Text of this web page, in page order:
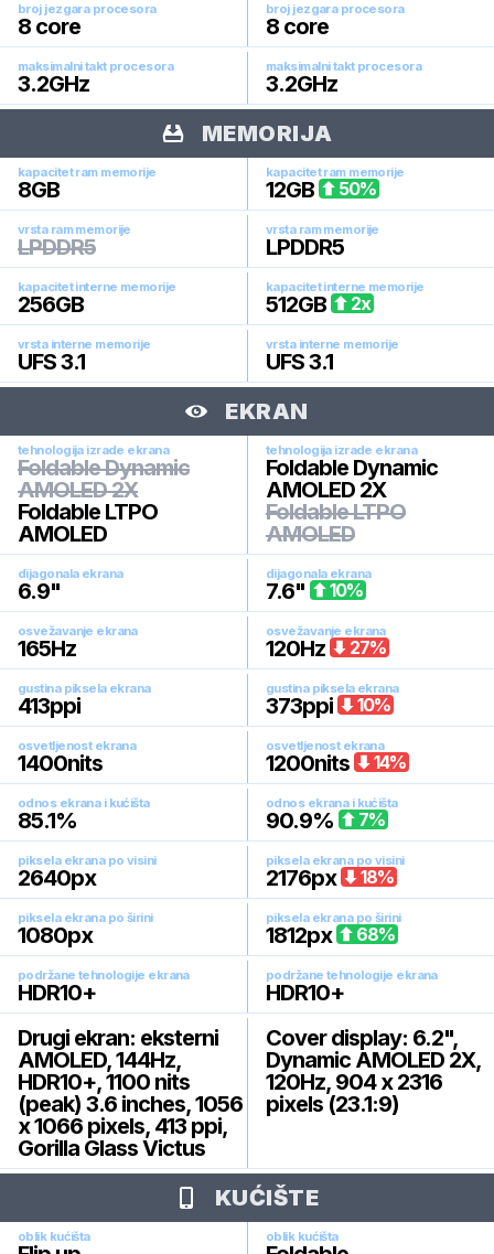
broj jezgara procesora
8 core
broj jezgara procesora
8 core
maksimalni takt procesora
3.2GHz
maksimalni takt procesora
3.2GHz
MEMORIJA
kapacitet ram memorije
8GB
kapacitet ram memorije
12GB 50%
vrsta ram memorije
LPDDR5
vrsta ram memorije
LPDDR5
kapacitet interne memorije
256GB
kapacitet interne memorije
512GB 2x
vrsta interne memorije
UFS 3.1
vrsta interne memorije
UFS 3.1
EKRAN
tehnologija izrade ekrana
Foldable Dynamic
AMOLED 2X
Foldable LTPO
AMOLED
tehnologija izrade ekrana
Foldable Dynamic
AMOLED 2X
Foldable LTPO
AMOLED
dijagonala ekrana
6.9"
dijagonala ekrana
7.6" 10%
osvežavanje ekrana
165Hz
osvežavanje ekrana
120Hz 27%
gustina piksela ekrana
413ppi
gustina piksela ekrana
373ppi 10%
osvetljenost ekrana
1400nits
osvetljenost ekrana
1200nits 14%
odnos ekrana i kućišta
85.1%
odnos ekrana i kućišta
90.9% 7%
piksela ekrana po visini
2640px
piksela ekrana po visini
2176px 18%
piksela ekrana po širini
1080px
piksela ekrana po širini
1812px 68%
podržane tehnologije ekrana
HDR10+
podržane tehnologije ekrana
HDR10+
Drugi ekran: eksterni
AMOLED, 144Hz,
HDR10+, 1100 nits
(peak) 3.6 inches, 1056
x 1066 pixels, 413 ppi,
Gorilla Glass Victus
Cover display: 6.2",
Dynamic AMOLED 2X,
120Hz, 904 x 2316
pixels (23.1:9)
KUĆIŠTE
oblik kućišta oblik kućišta